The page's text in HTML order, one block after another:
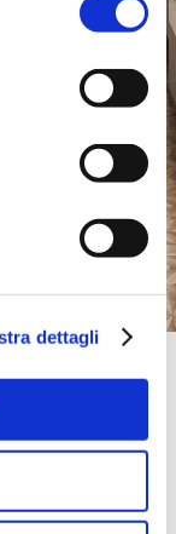
dettagli
States